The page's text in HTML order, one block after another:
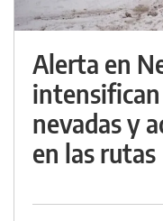
Alerta en
nevadas y
en las rutas